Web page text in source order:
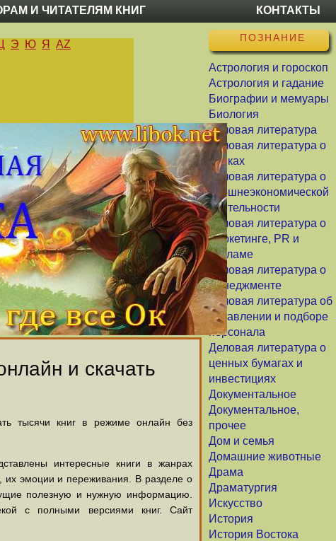
И ЧИТАТЕЛЯМ КНИГ КОНТАКТЫ
ПОЗНАНИЕ
Астрология и гороскоп
Астрология и гадание
Биографии и мемуары
Биология
Деловая литература
Деловая литература о
банках
Деловая литература о
внешнеэкономической
деятельности
Деловая литература о
маркетинге, PR и
рекламе
Деловая литература о
менеджменте
Деловая литература об
управлении и подборе
персонала
Деловая литература о
ценных бумагах и
инвестициях
Документальное
Документальное,
прочее
Дом и семья
Домашние животные
Драма
Драматургия
Искусство
История
История Востока
Э Ю Я AZ
и скачать
тысячи книг в режиме онлайн без
интересные книги в жанрах
их эмоции и переживания. В разделе о
полезную и нужную информацию.
с полными версиями книг. Сайт